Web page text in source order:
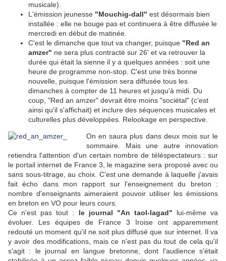
musicale).
L'émission jeunesse "Mouchig-dall" est désormais bien
installée : elle ne bouge pas et continuera à être diffusée le
mercredi en début de matinée.
C'est le dimanche que tout va changer, puisque "Red an
amzer" ne sera plus contracté sur 26' et va retrouver la
durée qui était la sienne il y a quelques années : soit une
heure de programme non-stop. C'est une très bonne
nouvelle, puisque l'émission sera diffusée tous les
dimanches à compter de 11 heures et jusqu'à midi. Du
coup, "Red an amzer" devrait être moins "sociétal" (c'est
ainsi qu'il s'affichait) et inclure des séquences musicales et
culturelles plus développées. Relookage en perspective.
On en saura plus dans deux mois sur le
sommaire. Mais une autre innovation
retiendra l'attention d'un certain nombre de téléspectateurs : sur
le portail internet de France 3, le magazine sera proposé avec ou
sans sous-titrage, au choix. C'est une demande à laquelle j'avais
fait écho dans mon rapport sur l'enseignement du breton :
nombre d'enseignants aimeraient pouvoir utiliser les émissions
en breton en VO pour leurs cours.
Ce n'est pas tout : le journal "An taol-lagad" lui-même va
évoluer. Les équipes de France 3 Iroise ont apparemment
redouté un moment qu'il ne soit plus diffusé que sur internet. Il va
y avoir des modifications, mais ce n'est pas du tout de cela qu'il
s'agit : le journal en langue bretonne, dont l'audience s'était